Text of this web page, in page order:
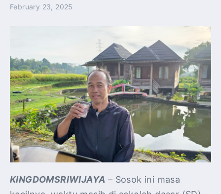
February 23, 2025
KINGDOMSRIWIJAYA – Sosok ini masa